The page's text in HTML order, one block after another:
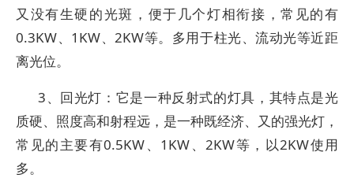
又没有生硬的光斑，便于几个灯相衔接，常见的有
0.3KW、1KW、2KW等。多用于柱光、流动光等近距
离光位。
3、回光灯：它是一种反射式的灯具，其特点是光
质硬、照度高和射程远，是一种既经济、又的强光灯，
常见的主要有0.5KW、1KW、2KW等，以2KW使用
多。